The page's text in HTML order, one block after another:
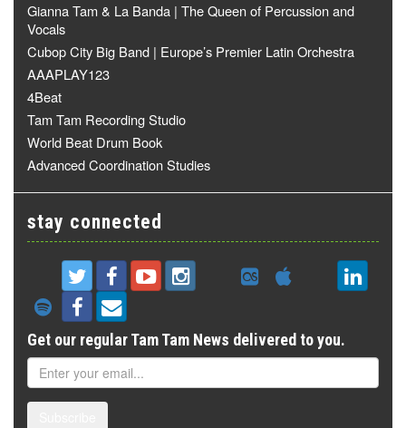
Gianna Tam & La Banda | The Queen of Percussion and
Vocals
Cubop City Big Band | Europe’s Premier Latin Orchestra
AAAPLAY123
4Beat
Tam Tam Recording Studio
World Beat Drum Book
Advanced Coordination Studies
stay connected
Get our regular Tam Tam News delivered to you.